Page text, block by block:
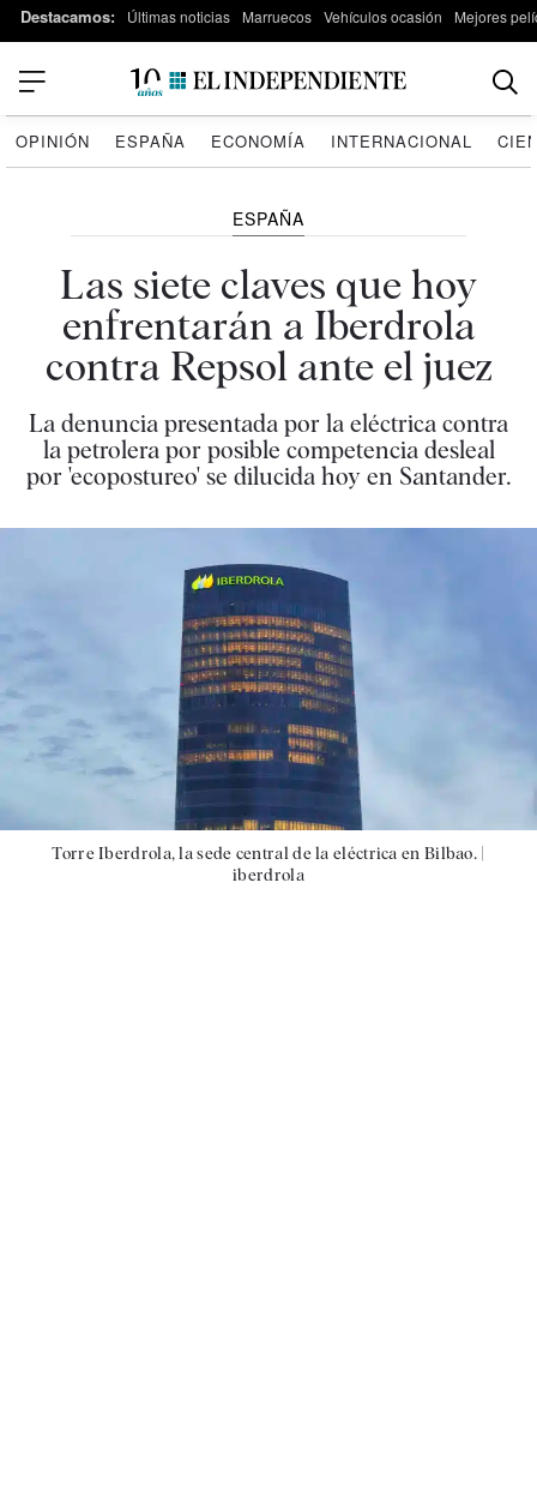
Destacamos: Últimas noticias Marruecos Vehículos ocasión Mejores
OPINIÓN ESPAÑA ECONOMÍA INTERNACIONAL
ESPAÑA
Las siete claves que hoy
enfrentarán a Iberdrola
contra Repsol ante el juez
La denuncia presentada por la eléctrica contra
la petrolera por posible competencia desleal
por 'ecopostureo' se dilucida hoy en Santander.
Torre Iberdrola, la sede central de la eléctrica en Bilbao. |
iberdrola